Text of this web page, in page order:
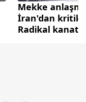
Mekke
İran'dan kritik
Radikal kanat